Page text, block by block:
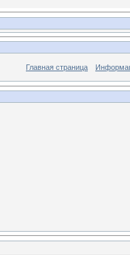
Главная страница